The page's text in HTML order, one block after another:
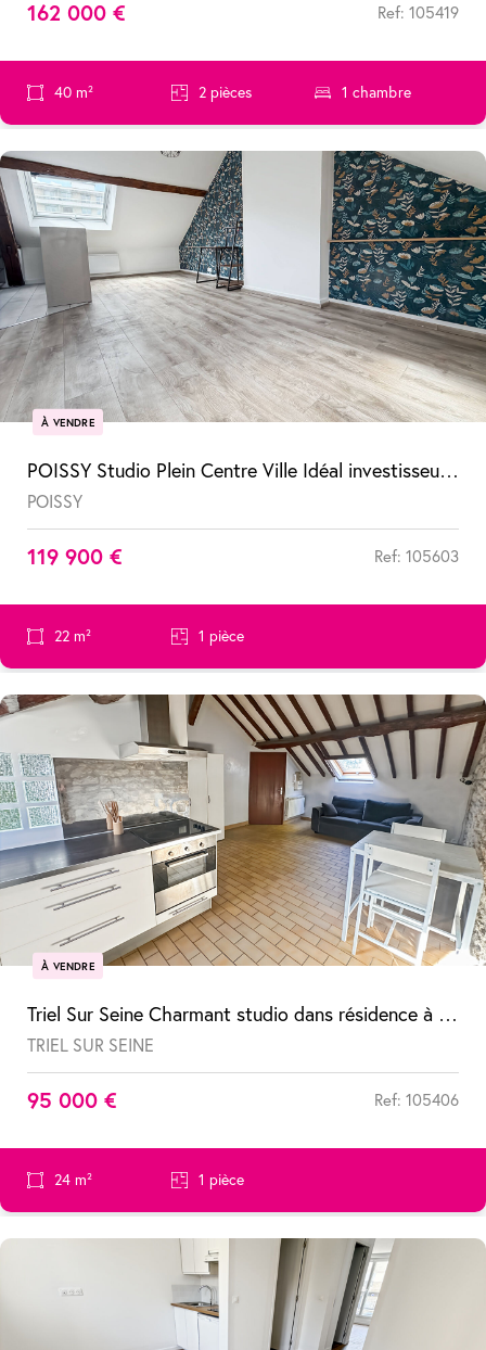
162 000 € Ref: 105419
40 m² 2 pièces 1 chambre
À VENDRE
POISSY Studio Plein Centre Ville Idéal investisseur ou premier achat !
POISSY
119 900 € Ref: 105603
22 m² 1 pièce
À VENDRE
Triel Sur Seine Charmant studio dans résidence à faibles charges
TRIEL SUR SEINE
95 000 € Ref: 105406
24 m² 1 pièce